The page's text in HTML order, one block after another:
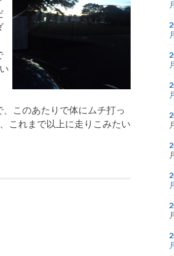
このあたりで体にムチ打っ
これまで以上に走りこみたい